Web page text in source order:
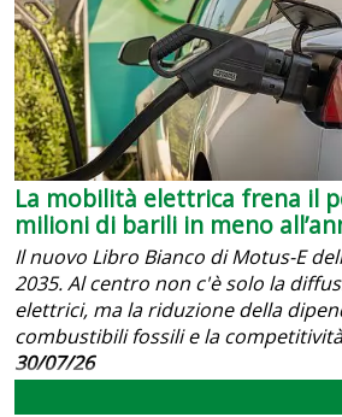
La mobilità elettrica frena il
milioni di barili in meno
Il nuovo Libro Bianco di Motus-E
2035. Al centro non c'è solo la
elettrici, ma la riduzione della
combustibili fossili e la
30/07/26